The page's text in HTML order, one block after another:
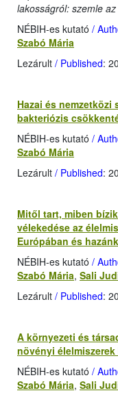
lakosságról: szemle
NÉBIH-es kutató /
Szabó Mária
Lezárult / Published:
Hazai és
bakteriózis
NÉBIH-es kutató /
Szabó Mária
Lezárult / Published:
Mitől tart, miben
vélekedése az
Európában és
NÉBIH-es kutató /
Szabó Mária, Sali
Lezárult / Published:
A környezeti és
növényi
NÉBIH-es kutató /
Szabó Mária, Sali